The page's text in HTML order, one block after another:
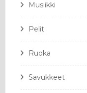
Musiikki
Pelit
Ruoka
Savukkeet